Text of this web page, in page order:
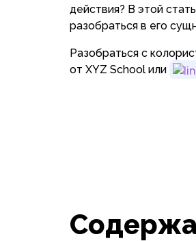
действия? В этой
разобраться в его
Разобраться с
от XYZ School или